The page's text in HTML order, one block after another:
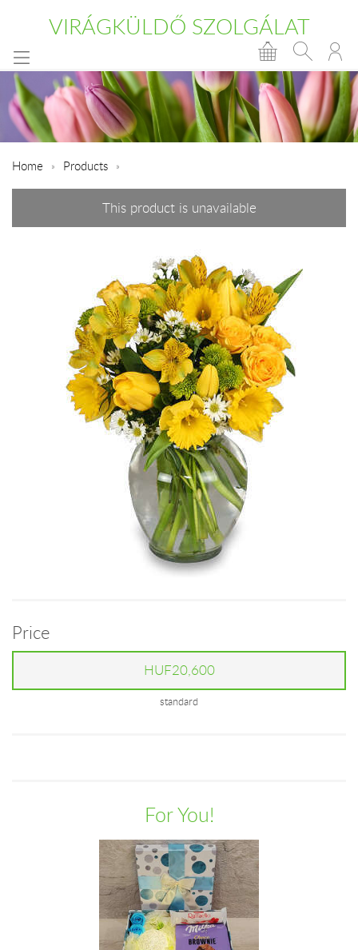
VIRÁGKÜLDŐ SZOLGÁLAT
Home Products
This product is unavailable
Price
HUF20,600
standard
For You!